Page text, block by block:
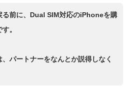
る前に、Dual SIM対応のiPhoneを購
。
、パートナーをなんとか説得しなく